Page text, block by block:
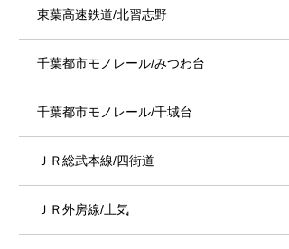
東葉高速鉄道/北習志野
千葉都市モノレール/みつわ台
千葉都市モノレール/千城台
ＪＲ総武本線/四街道
ＪＲ外房線/土気